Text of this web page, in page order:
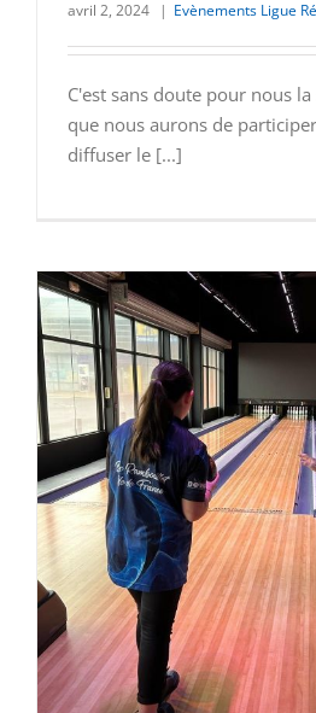
avril 2, 2024 | Evènements Ligue
C'est sans doute pour nous
que nous aurons de
diffuser le [...]